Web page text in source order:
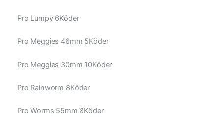
Pro Lumpy 6Köder
Pro Meggies 46mm 5Köder
Pro Meggies 30mm 10Köder
Pro Rainworm 8Köder
Pro Worms 55mm 8Köder